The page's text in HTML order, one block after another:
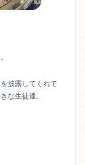
披露してくれて
な生徒達。